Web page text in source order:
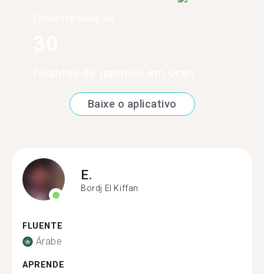
Baixe o aplicativo
E.
Bordj El Kiffan
FLUENTE
Árabe
APRENDE